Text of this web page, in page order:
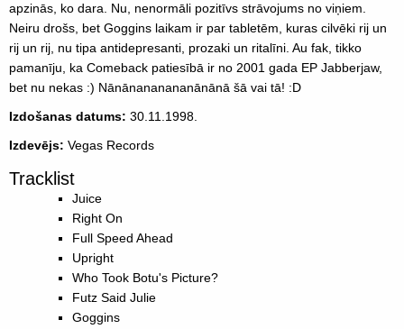
apzinās, ko dara. Nu, nenormāli pozitīvs strāvojums no viņiem.
Neiru drošs, bet Goggins laikam ir par tabletēm, kuras cilvēki rij un
rij un rij, nu tipa antidepresanti, prozaki un ritalīni. Au fak, tikko
pamanīju, ka Comeback patiesībā ir no 2001 gada EP Jabberjaw,
bet nu nekas :) Nānānananananānānā šā vai tā! :D
Izdošanas datums: 30.11.1998.
Izdevējs: Vegas Records
Tracklist
Juice
Right On
Full Speed Ahead
Upright
Who Took Botu's Picture?
Futz Said Julie
Goggins